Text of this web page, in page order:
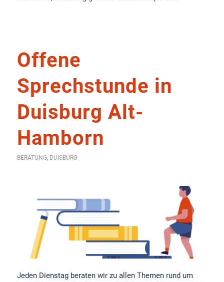
Offene
Sprechstunde in
Duisburg Alt-
Hamborn
BERATUNG, DUISBURG
Jeden Dienstag beraten wir zu allen Themen rund um